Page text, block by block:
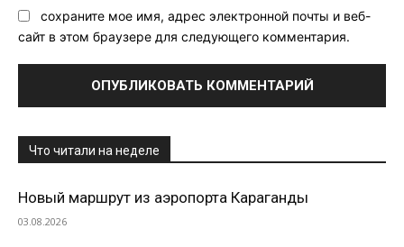
сохраните мое имя, адрес электронной почты и веб-
сайт в этом браузере для следующего комментария.
Что читали на неделе
Новый маршрут из аэропорта Караганды
03.08.2026